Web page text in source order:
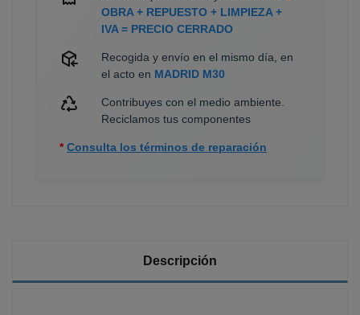
OBRA + REPUESTO + LIMPIEZA +
IVA = PRECIO CERRADO
Recogida y envío en el mismo día, en
el acto en MADRID M30
Contribuyes con el medio ambiente.
Reciclamos tus componentes
* Consulta los términos de reparación
Descripción